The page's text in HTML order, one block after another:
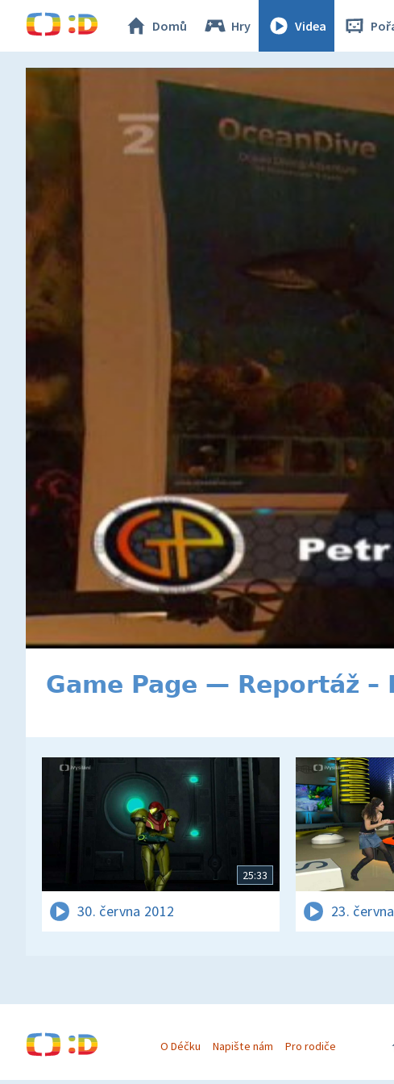
Domů Hry Videa
Game Page — Reportáž
25:33
30. června 2012 23.
O Déčku Napište nám Pro rodiče